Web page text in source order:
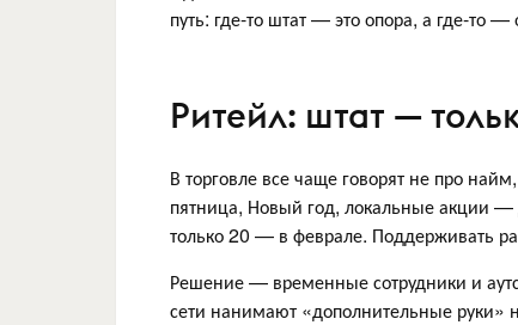
путь: где-то штат — это опора, а где-то —
Ритейл: штат —
В торговле все чаще говорят не про
пятница, Новый год, локальные акции —
только 20 — в феврале. Поддерживать
Решение — временные сотрудники и
сети нанимают «дополнительные руки»